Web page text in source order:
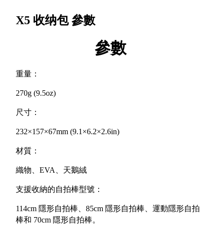
X5 收纳包參數
參數
重量：
270g (9.5oz)
尺寸：
232×157×67mm (9.1×6.2×2.6in)
材質：
織物、EVA、天鵝絨
支援收納的自拍棒型號：
114cm 隱形自拍棒、85cm 隱形自拍棒、運動隱形自拍
棒和 70cm 隱形自拍棒。